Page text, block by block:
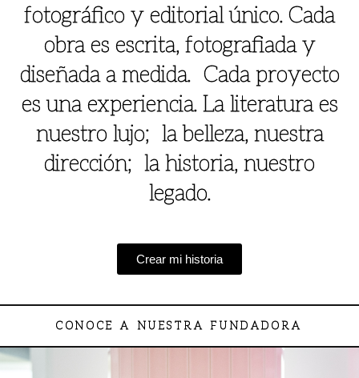
fotográfico y editorial único. Cada
obra es escrita, fotografiada y
diseñada a medida. Cada proyecto
es una experiencia. La literatura es
nuestro lujo; la belleza, nuestra
dirección; la historia, nuestro
legado.
Crear mi historia
CONOCE A NUESTRA FUNDADORA